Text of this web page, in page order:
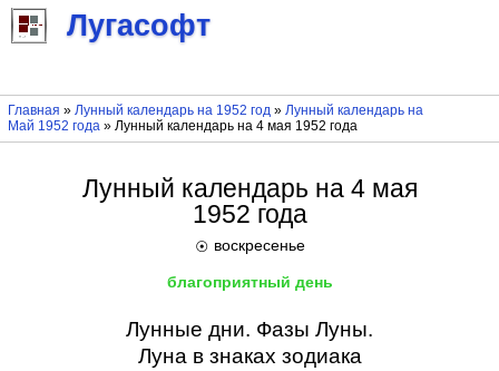
Лугасофт
Главная » Лунный календарь на 1952 год» Лунный календарь на
Май 1952 года» Лунный календарь на 4 мая 1952 года
Лунный календарь на 4 мая
1952 года
☉ воскресенье
благоприятный день
Лунные дни. Фазы Луны.
Луна в знаках зодиака